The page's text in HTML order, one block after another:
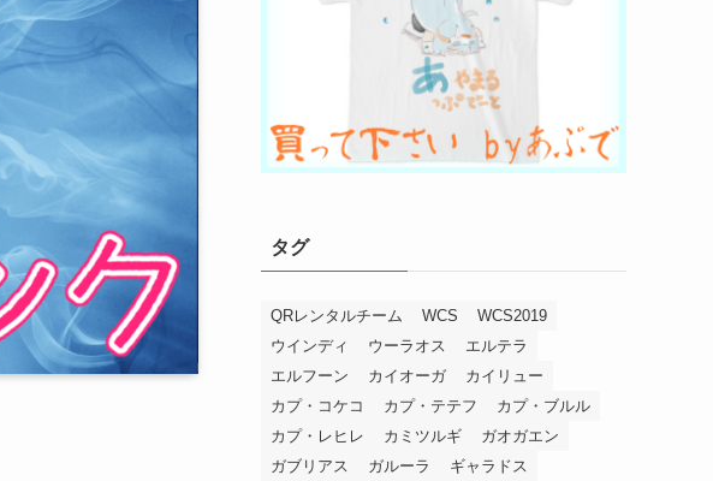
タグ
QRレンタルチーム WCS
WCS2019
ウインディ
ウーラオス
エルテラ
エルフーン
カイオーガ
カイリュー
カプ・コケコ
カプ・テテフ
カプ・ブルル
カプ・レヒレ
カミツルギ
ガオガエン
ガブリアス
ガルーラ ギャラドス